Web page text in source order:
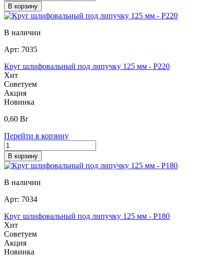
В корзину
В наличии
Арт: 7035
Круг шлифовальный под липучку 125 мм - Р220
Хит
Советуем
Акция
Новинка
0,60 Br
Перейти в корзину
В корзину
В наличии
Арт: 7034
Круг шлифовальный под липучку 125 мм - Р180
Хит
Советуем
Акция
Новинка